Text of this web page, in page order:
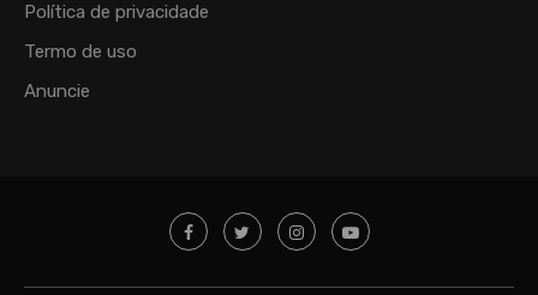
Política de privacidade
Termo de uso
Anuncie